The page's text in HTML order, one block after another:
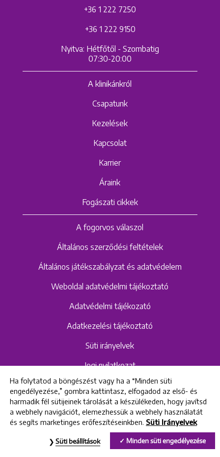
+36 1 222 7250
+36 1 222 9150
Nyitva: Hétfőtől - Szombatig
07:30-20:00
A klinikánkról
Csapatunk
Kezelések
Kapcsolat
Karrier
Áraink
Fogászati cikkek
A fogorvos válaszol
Általános szerződési feltételek
Általános játékszabályzat és adatvédelem
Weboldal adatvédelmi tájékoztató
Adatvédelmi tájékozató
Adatkezelési tájékoztató
Süti irányelvek
Jogi nyilatkozat
Hangrögzítéshez kapcsolódó adatvédelmi
szabályzat és tájékoztató
Uniklinik Fogászati és Implantációs Központ
Ha folytatod a böngészést vagy ha a “Minden süti
engedélyezése,” gombra kattintasz, elfogadod az első- és
harmadik fél sütijeinek tárolását a készülékeden, hogy javítsd
a webhely navigációt, elemezhessük a webhely használatát
és segíts marketinges erőfeszítéseinkben. Süti Irányelvek
Minden süti engedélyezése
Süti beállítások